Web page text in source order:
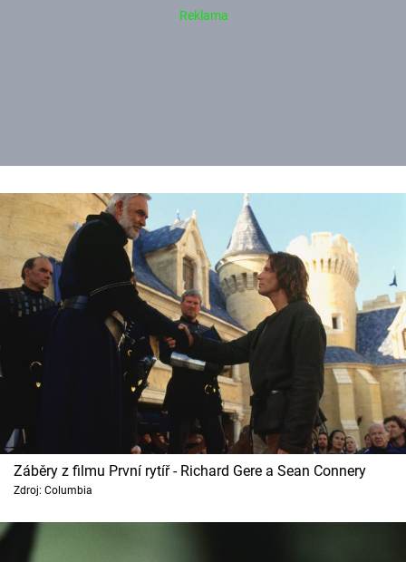
Záběry z filmu První rytíř - Richard Gere a Sean Connery
Zdroj: Columbia